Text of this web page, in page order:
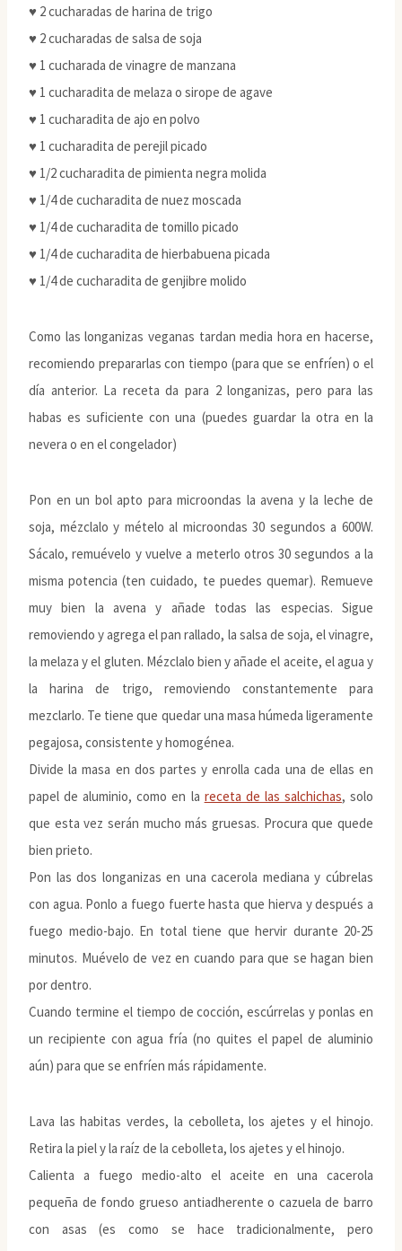
♥ 2 cucharadas de harina de trigo
♥ 2 cucharadas de salsa de soja
♥ 1 cucharada de vinagre de manzana
♥ 1 cucharadita de melaza o sirope de agave
♥ 1 cucharadita de ajo en polvo
♥ 1 cucharadita de perejil picado
♥ 1/2 cucharadita de pimienta negra molida
♥ 1/4 de cucharadita de nuez moscada
♥ 1/4 de cucharadita de tomillo picado
♥ 1/4 de cucharadita de hierbabuena picada
♥ 1/4 de cucharadita de genjibre molido
Como las longanizas veganas tardan media hora en hacerse,
recomiendo prepararlas con tiempo (para que se enfríen) o el
día anterior. La receta da para 2 longanizas, pero para las
habas es suficiente con una (puedes guardar la otra en la
nevera o en el congelador)
Pon en un bol apto para microondas la avena y la leche de
soja, mézclalo y mételo al microondas 30 segundos a 600W.
Sácalo, remuévelo y vuelve a meterlo otros 30 segundos a la
misma potencia (ten cuidado, te puedes quemar). Remueve
muy bien la avena y añade todas las especias. Sigue
removiendo y agrega el pan rallado, la salsa de soja, el vinagre,
la melaza y el gluten. Mézclalo bien y añade el aceite, el agua y
la harina de trigo, removiendo constantemente para
mezclarlo. Te tiene que quedar una masa húmeda ligeramente
pegajosa, consistente y homogénea.
Divide la masa en dos partes y enrolla cada una de ellas en
papel de aluminio, como en la receta de las salchichas, solo
que esta vez serán mucho más gruesas. Procura que quede
bien prieto.
Pon las dos longanizas en una cacerola mediana y cúbrelas
con agua. Ponlo a fuego fuerte hasta que hierva y después a
fuego medio-bajo. En total tiene que hervir durante 20-25
minutos. Muévelo de vez en cuando para que se hagan bien
por dentro.
Cuando termine el tiempo de cocción, escúrrelas y ponlas en
un recipiente con agua fría (no quites el papel de aluminio
aún) para que se enfríen más rápidamente.
Lava las habitas verdes, la cebolleta, los ajetes y el hinojo.
Retira la piel y la raíz de la cebolleta, los ajetes y el hinojo.
Calienta a fuego medio-alto el aceite en una cacerola
pequeña de fondo grueso antiadherente o cazuela de barro
con asas (es como se hace tradicionalmente, pero